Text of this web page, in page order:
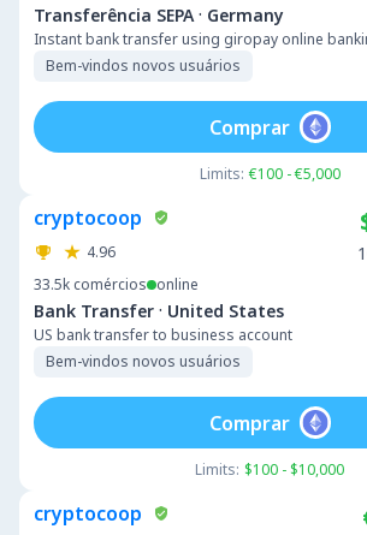
Transferência SEPA · Germany
Instant bank transfer using giropay online
Bem-vindos novos usuários
Limits: €100 - €5,000
Comprar
cryptocoop
4.96
33.5k comércios online
Bank Transfer · United States
US bank transfer to business account
Bem-vindos novos usuários
Limits: $100 - $10,000
Comprar
cryptocoop